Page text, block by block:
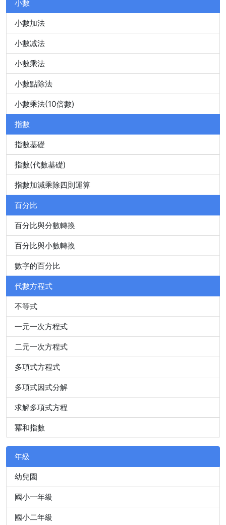
小數
小數加法
小數减法
小數乘法
小數點除法
小數乘法(10倍數)
指數
指數基礎
指數(代數基礎)
指數加減乘除四則運算
百分比
百分比與分數轉換
百分比與小數轉換
數字的百分比
代數方程式
不等式
一元一次方程式
二元一次方程式
多項式方程式
多項式因式分解
求解多項式方程
冪和指數
年級
幼兒園
國小一年級
國小二年級